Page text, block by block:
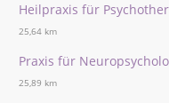
Heilpraxis für
25,64 km
Praxis für
25,89 km